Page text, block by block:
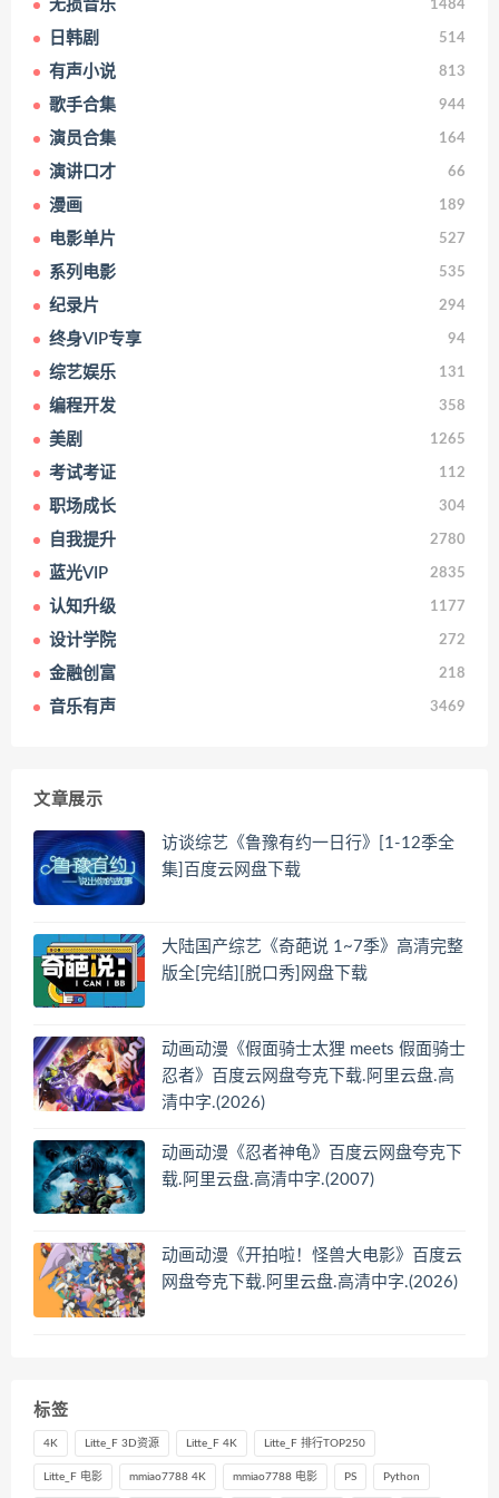
无损音乐 1484
日韩剧 514
有声小说 813
歌手合集 944
演员合集 164
演讲口才 66
漫画 189
电影单片 527
系列电影 535
纪录片 294
终身VIP专享 94
综艺娱乐 131
编程开发 358
美剧 1265
考试考证 112
职场成长 304
自我提升 2780
蓝光VIP 2835
认知升级 1177
设计学院 272
金融创富 218
音乐有声 3469
文章展示
访谈综艺《鲁豫有约一日行》[1-12季全
集]百度云网盘下载
大陆国产综艺《奇葩说 1~7季》高清完整
版全[完结][脱口秀]网盘下载
动画动漫《假面骑士太狸 meets 假面骑士
忍者》百度云网盘夸克下载.阿里云盘.高
清中字.(2026)
动画动漫《忍者神龟》百度云网盘夸克下
载.阿里云盘.高清中字.(2007)
动画动漫《开拍啦！怪兽大电影》百度云
网盘夸克下载.阿里云盘.高清中字.(2026)
标签
4K Litte_F 3D资源 Litte_F 4K Litte_F 排行TOP250
Litte_F 电影 mmiao7788 4K mmiao7788 电影 PS Python